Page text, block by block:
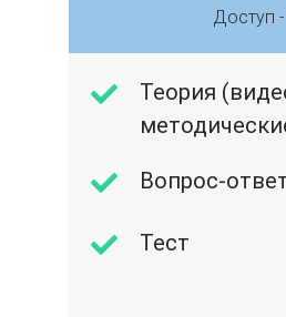
Доступ
Теория
Вопрос-
Тест